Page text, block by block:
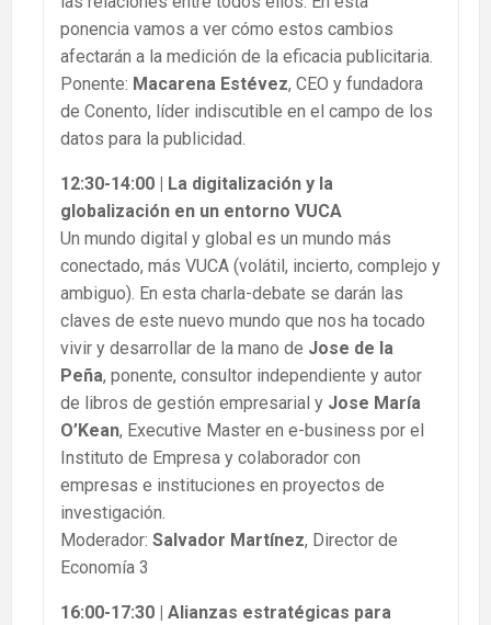
ponencia vamos a ver cómo estos cambios
afectarán a la medición de la eficacia publicitaria.
Ponente: Macarena Estévez, CEO y fundadora
de Conento, líder indiscutible en el campo de los
datos para la publicidad.
12:30-14:00 | La digitalización y la
globalización en un entorno VUCA
Un mundo digital y global es un mundo más
conectado, más VUCA (volátil, incierto, complejo y
ambiguo). En esta charla-debate se darán las
claves de este nuevo mundo que nos ha tocado
vivir y desarrollar de la mano de Jose de la
Peña, ponente, consultor independiente y autor
de libros de gestión empresarial y Jose María
O’Kean, Executive Master en e-business por el
Instituto de Empresa y colaborador con
empresas e instituciones en proyectos de
investigación.
Moderador: Salvador Martínez, Director de
Economía 3
16:00-17:30 | Alianzas estratégicas para